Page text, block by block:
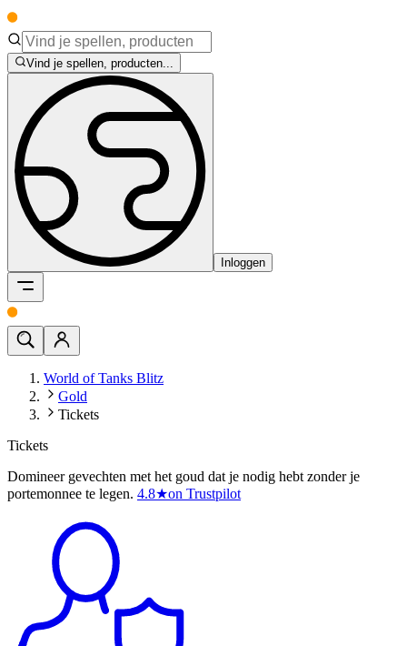
Vind je spellen, producten...
Inloggen
World of Tanks Blitz
Gold
Tickets
Tickets
Domineer gevechten met het goud dat je nodig hebt zonder je
portemonnee te legen. 4.8★on Trustpilot